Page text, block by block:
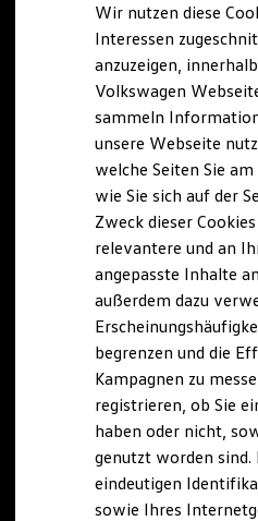
Laden unterwegs
Laden Zuhause
Ladestationen
Batterie
Sicherheit
Nachhaltigkeit
Technologie
Kosten und Kauf
Kaufoptionen
E-Auto-
Software und
Die ID. Software 6
ID. Software
Digitale Extras
Schnittstellen
Hybridautos
Marke und Erlebnis
Volkswagen R und R
R-Modelle
R Experience
Driving Experience
Volkswagen
Wir nutzen diese
Interessen
anzuzeigen,
Volkswagen
sammeln
unsere Webseite
welche Seiten Sie
wie Sie sich auf der
Zweck dieser
relevantere und an
angepasste Inhalte
außerdem dazu
begrenzen und die
Kampagnen zu
registrieren, ob Sie
haben oder nicht,
genutzt worden
eindeutigen
sowie Ihres